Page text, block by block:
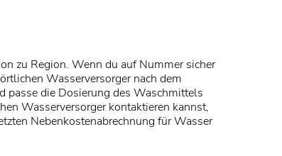
zu Region. Wenn du auf Nummer sicher
Wasserversorger nach dem
passe die Dosierung des Waschmittels
Wasserversorger kontaktieren kannst,
Nebenkostenabrechnung für Wasser